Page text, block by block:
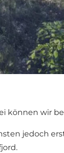
können wir
jedoch